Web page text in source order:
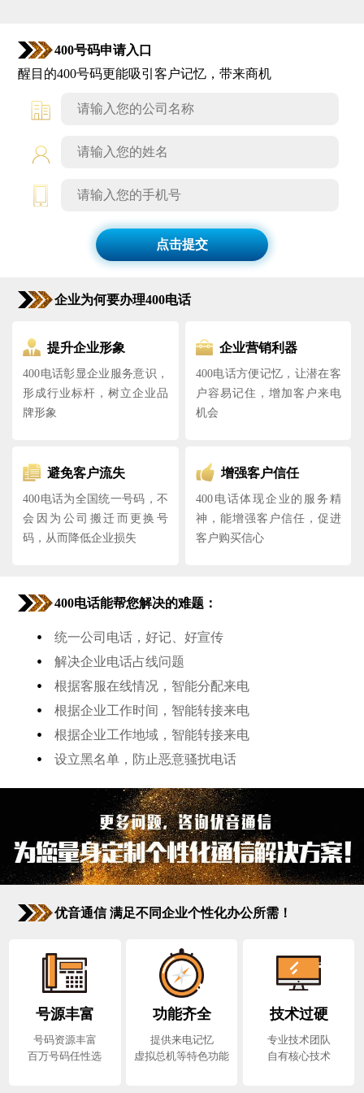
400号码申请入口
醒目的400号码更能吸引客户记忆，带来商机
点击提交
企业为何要办理400电话
提升企业形象
400电话彰显企业服务意识，
形成行业标杆，树立企业品
牌形象
企业营销利器
400电话方便记忆，让潜在客
户容易记住，增加客户来电
机会
避免客户流失
400电话为全国统一号码，不
会因为公司搬迁而更换号
码，从而降低企业损失
增强客户信任
400电话体现企业的服务精
神，能增强客户信任，促进
客户购买信心
400电话能帮您解决的难题：
• 统一公司电话，好记、好宣传
• 解决企业电话占线问题
• 根据客服在线情况，智能分配来电
• 根据企业工作时间，智能转接来电
• 根据企业工作地域，智能转接来电
• 设立黑名单，防止恶意骚扰电话
优音通信 满足不同企业个性化办公所需！
号源丰富
号码资源丰富
百万号码任性选
功能齐全
提供来电记忆
虚拟总机等特色功能
技术过硬
专业技术团队
自有核心技术